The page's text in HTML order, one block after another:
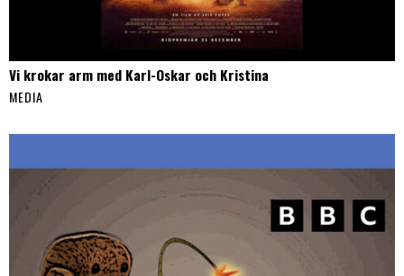
Vi krokar arm med Karl-Oskar och Kristina
MEDIA